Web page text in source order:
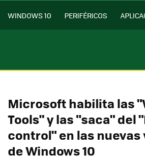
WINDOWS 10 PERIFÉRICOS
Microsoft habilita las
Tools" y las "saca" del
control" en las nuevas
de Windows 10